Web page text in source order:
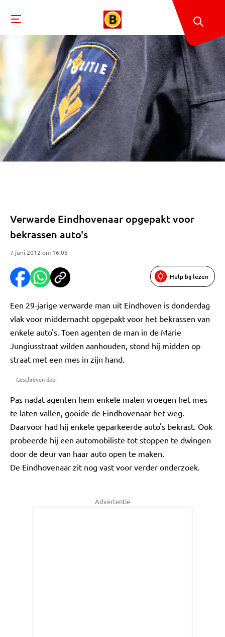
Verwarde Eindhovenaar opgepakt voor
bekrassen auto's
7 juni 2012 om 16:05
Hulp bij lezen
Een 29-jarige verwarde man uit Eindhoven is donderdag
vlak voor middernacht opgepakt voor het bekrassen van
enkele auto's. Toen agenten de man in de Marie
Jungiusstraat wilden aanhouden, stond hij midden op
straat met een mes in zijn hand.
Geschreven door
Pas nadat agenten hem enkele malen vroegen het mes
te laten vallen, gooide de Eindhovenaar het weg.
Daarvoor had hij enkele geparkeerde auto's bekrast. Ook
probeerde hij een automobiliste tot stoppen te dwingen
door de deur van haar auto open te maken.
De Eindhovenaar zit nog vast voor verder onderzoek.
Advertentie